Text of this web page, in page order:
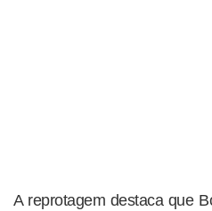
A reprotagem destaca que